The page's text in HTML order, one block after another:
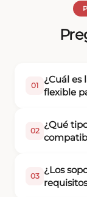
01
¿Cuál es
flexible
02
¿Qué
03
¿Los